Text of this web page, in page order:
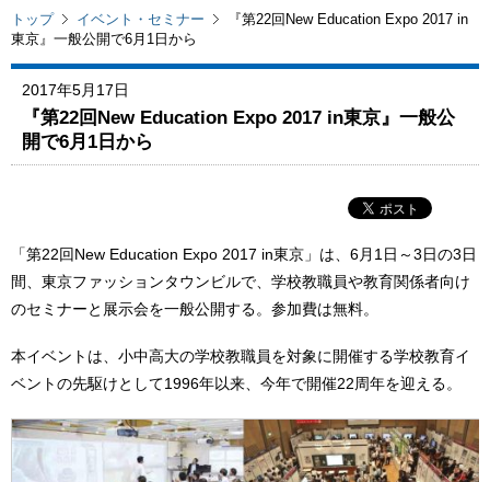
トップ イベント・セミナー
『第22回New Education Expo 2017 in
東京』一般公開で6月1日から
2017年5月17日
『第22回New Education Expo 2017 in東京』一般公
開で6月1日から
「第22回New Education Expo 2017 in東京」は、6月1日～3日の3日
間、東京ファッションタウンビルで、学校教職員や教育関係者向け
のセミナーと展示会を一般公開する。参加費は無料。
本イベントは、小中高大の学校教職員を対象に開催する学校教育イ
ベントの先駆けとして1996年以来、今年で開催22周年を迎える。